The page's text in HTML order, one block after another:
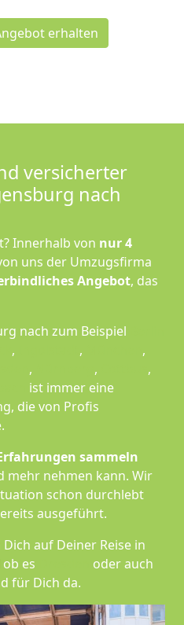
erhalten
versicherter
nach
Innerhalb von nur 4
uns der Umzugsfirma
Angebot, das
nach zum Beispiel
, ,
,
, ,
,
ist immer eine
die von Profis
sammeln
mehr nehmen kann. Wir
schon durchlebt
ausgeführt.
auf Deiner Reise in
es
oder auch
für Dich da.